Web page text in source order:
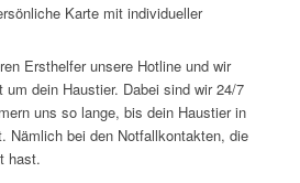
Karte mit individueller
Ersthelfer unsere Hotline und wir
dein Haustier. Dabei sind wir 24/7
uns so lange, bis dein Haustier in
Nämlich bei den Notfallkontakten, die
hast.